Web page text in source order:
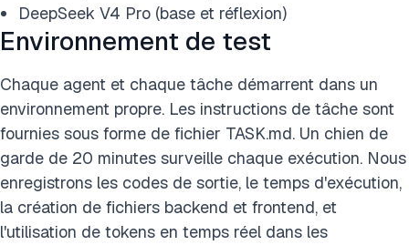
DeepSeek V4 Pro (base et réflexion)
Environnement de test
Chaque agent et chaque tâche démarrent dans un
environnement propre. Les instructions de tâche sont
fournies sous forme de fichier TASK.md. Un chien de
garde de 20 minutes surveille chaque exécution. Nous
enregistrons les codes de sortie, le temps d'exécution,
la création de fichiers backend et frontend, et
l'utilisation de tokens en temps réel dans les